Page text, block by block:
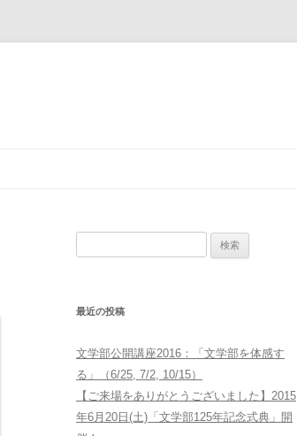
最近の投稿
文学部公開講座2016：「文学部を体感す
る」（6/25, 7/2, 10/15）
【ご来場をありがとうございました】2015
年6月20日(土)「文学部125年記念式典」開